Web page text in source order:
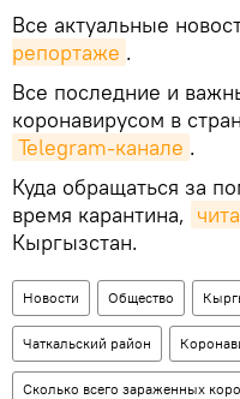
Все актуальные
репортаже .
Все последние и
коронавирусом в
Telegram-канале .
Куда обращаться за
время карантина,
Кыргызстан.
Новости Общество
Чаткальский район
Сколько всего зараженных